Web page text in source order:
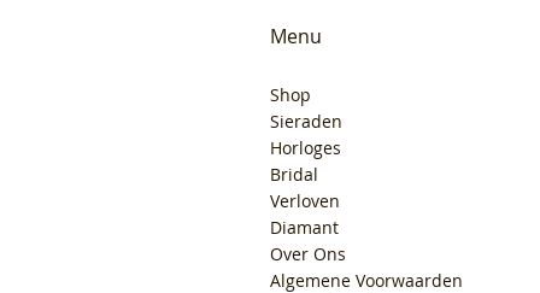
Menu
Shop
Sieraden
Horloges
Bridal
Verloven
Diamant
Over Ons
Algemene Voorwaarden